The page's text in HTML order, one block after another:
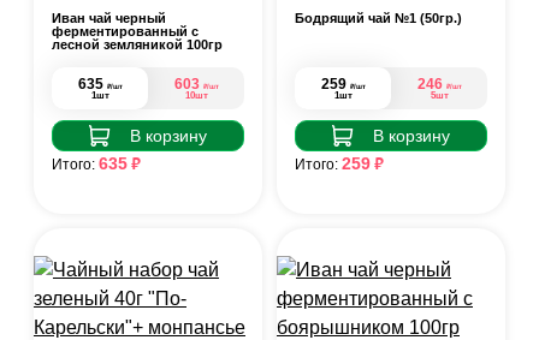
Иван чай черный
ферментированный с
лесной земляникой 100гр
635 ₽/шт
1шт
603 ₽/шт
10шт
В корзину
Итого: 635₽
Бодрящий чай №1 (50гр.)
259 ₽/шт
1шт
246 ₽/шт
5шт
В корзину
Итого: 259₽